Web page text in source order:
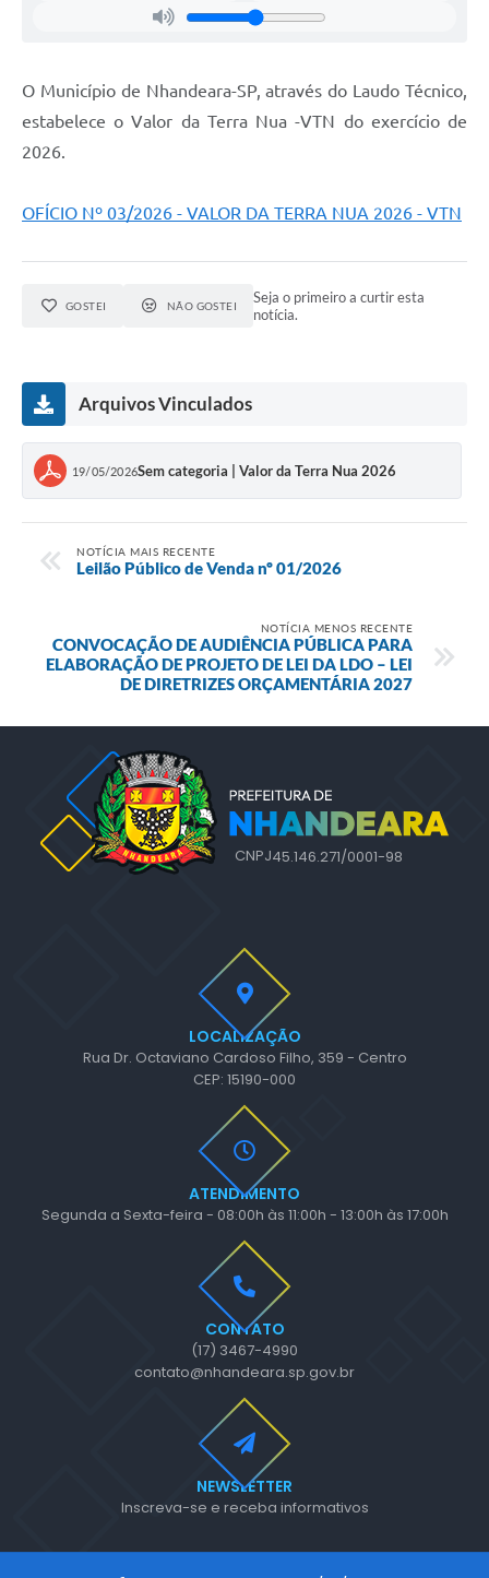
O Município de Nhandeara-SP, através do Laudo Técnico,
estabelece o Valor da Terra Nua -VTN do exercício de
2026.
OFÍCIO Nº 03/2026 - VALOR DA TERRA NUA 2026 - VTN
GOSTEI NÃO GOSTEI
Seja o primeiro a curtir esta
notícia.
Arquivos Vinculados
19/05/2026Sem categoria | Valor da Terra Nua 2026
NOTÍCIA MAIS RECENTE
Leilão Público de Venda nº 01/2026
NOTÍCIA MENOS RECENTE
CONVOCAÇÃO DE AUDIÊNCIA PÚBLICA PARA
ELABORAÇÃO DE PROJETO DE LEI DA LDO – LEI
DE DIRETRIZES ORÇAMENTÁRIA 2027
LOCALIZAÇÃO
Rua Dr. Octaviano Cardoso Filho, 359 - Centro
CEP: 15190-000
CONTATO
(17) 3467-4990
contato@nhandeara.sp.gov.br
ATENDIMENTO
Segunda a Sexta-feira - 08:00h às 11:00h - 13:00h às 17:00h
CNPJ45.146.271/0001-98
NEWSLETTER
Inscreva-se e receba informativos